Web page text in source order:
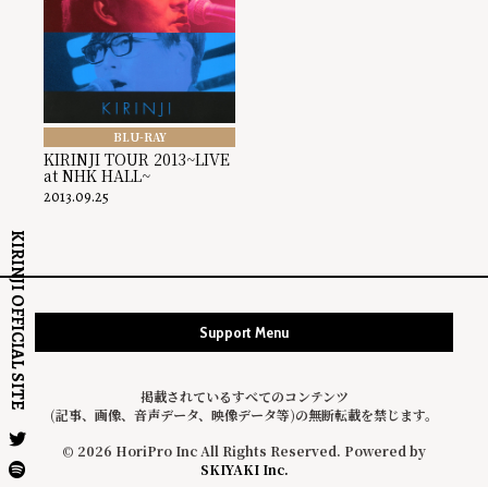
KIRINJI OFFICIAL SITE
BLU-RAY
KIRINJI TOUR 2013~LIVE
at NHK HALL~
2013.09.25
Support Menu
掲載されているすべてのコンテンツ
(記事、画像、音声データ、映像データ等)の無断転載を禁じます。
© 2026 HoriPro Inc All Rights Reserved. Powered by
SKIYAKI Inc.